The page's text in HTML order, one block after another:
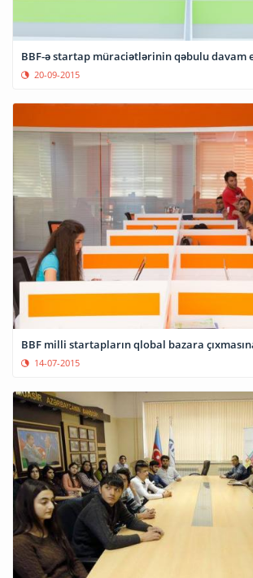
BBF-ə startap müraciətlərinin qəbulu davam
20-09-2015
BBF milli startapların qlobal bazara
14-07-2015